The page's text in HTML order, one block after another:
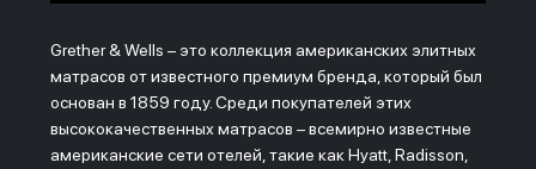
Grether & Wells – это коллекция американских элитных
матрасов от известного премиум бренда, который был
основан в 1859 году. Среди покупателей этих
высококачественных матрасов – всемирно известные
американские сети отелей, такие как Hyatt, Radisson,